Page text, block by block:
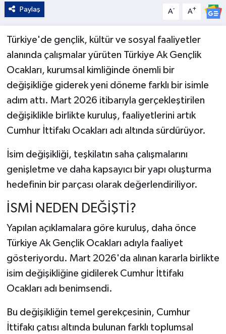
Paylaş A- A+
Türkiye'de gençlik, kültür ve sosyal faaliyetler
alanında çalışmalar yürüten Türkiye Ak Gençlik
Ocakları, kurumsal kimliğinde önemli bir
değişikliğe giderek yeni döneme farklı bir isimle
adım attı. Mart 2026 itibarıyla gerçekleştirilen
değişiklikle birlikte kuruluş, faaliyetlerini artık
Cumhur İttifakı Ocakları adı altında sürdürüyor.
İsim değişikliği, teşkilatın saha çalışmalarını
genişletme ve daha kapsayıcı bir yapı oluşturma
hedefinin bir parçası olarak değerlendiriliyor.
İSMİ NEDEN DEĞİŞTİ?
Yapılan açıklamalara göre kuruluş, daha önce
Türkiye Ak Gençlik Ocakları adıyla faaliyet
gösteriyordu. Mart 2026'da alınan kararla birlikte
isim değişikliğine gidilerek Cumhur İttifakı
Ocakları adı benimsendi.
Bu değişikliğin temel gerekçesinin, Cumhur
İttifakı çatısı altında bulunan farklı toplumsal